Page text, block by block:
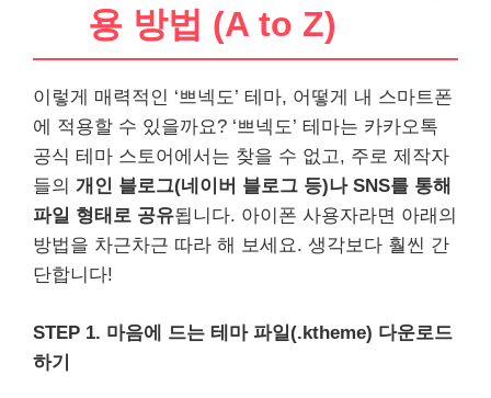
용 방법 (A to Z)
이렇게 매력적인 ‘쁘넥도’ 테마, 어떻게 내 스마트폰
에 적용할 수 있을까요? ‘쁘넥도’ 테마는 카카오톡
공식 테마 스토어에서는 찾을 수 없고, 주로 제작자
들의 개인 블로그(네이버 블로그 등)나 SNS를 통해
파일 형태로 공유됩니다. 아이폰 사용자라면 아래의
방법을 차근차근 따라 해 보세요. 생각보다 훨씬 간
단합니다!
STEP 1. 마음에 드는 테마 파일(.ktheme) 다운로드
하기